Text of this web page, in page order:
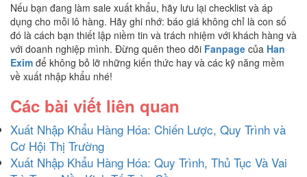
Nếu bạn đang làm sale xuất khẩu, hãy lưu lại checklist và áp
dụng cho mỗi lô hàng. Hãy ghi nhớ: báo giá không chỉ là con số
đó là cách bạn thiết lập niềm tin và trách nhiệm với khách hàng và
với doanh nghiệp mình. Đừng quên theo dõi Fanpage của Han
Exim để không bỏ lỡ những kiến thức hay và các kỹ năng mềm
về xuất nhập khẩu nhé!
Các bài viết liên quan
Xuất Nhập Khẩu Hàng Hóa: Chiến Lược, Quy Trình và
Cơ Hội Thị Trường
Xuất Nhập Khẩu Hàng Hóa: Quy Trình, Thủ Tục Và Vai